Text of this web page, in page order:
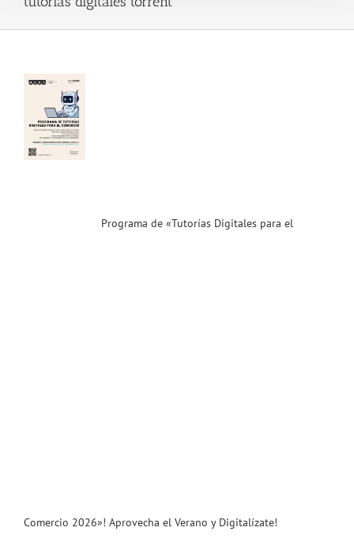
Programa de «Tutorías Digitales para el
Comercio 2026»! Aprovecha el Verano y Digitalízate!